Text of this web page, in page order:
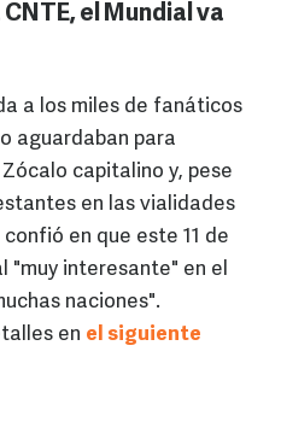
el Mundial va
a los miles de fanáticos
aguardaban para
capitalino y, pese
en las vialidades
en que este 11 de
"muy interesante" en el
naciones".
en el siguiente